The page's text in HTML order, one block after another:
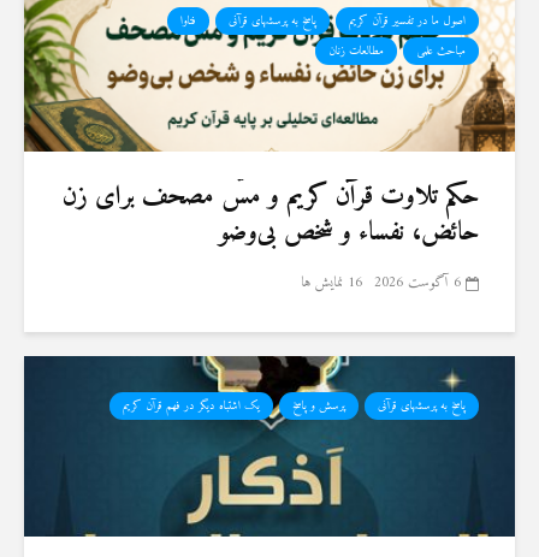
اصول ما در تفسیر قرآن کریم پاسخ به پرسشهای قرآنی
فتاوا
مباحث علمی
مطالعات زنان
حكم تلاوت قرآن كريم و مسّ مصحف برای زن
حائض، نفساء و شخص بی‌وضو
6 آگوست 2026 16 نمایش ها
پاسخ به پرسشهای قرآنی پرسش و پاسخ یک اشتباه دیگر در فهم قرآن کریم